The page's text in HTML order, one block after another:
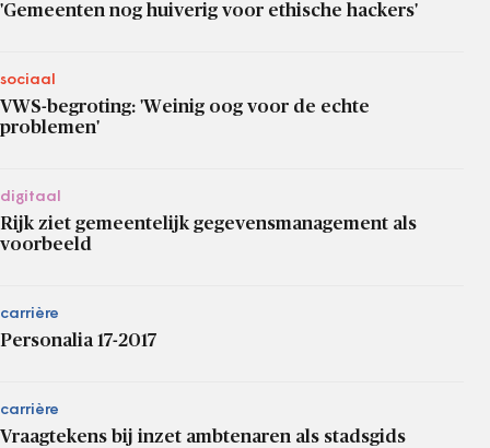
'Gemeenten nog huiverig voor ethische hackers'
sociaal
VWS-begroting: 'Weinig oog voor de echte
problemen'
digitaal
Rijk ziet gemeentelijk gegevensmanagement als
voorbeeld
carrière
Personalia 17-2017
carrière
Vraagtekens bij inzet ambtenaren als stadsgids